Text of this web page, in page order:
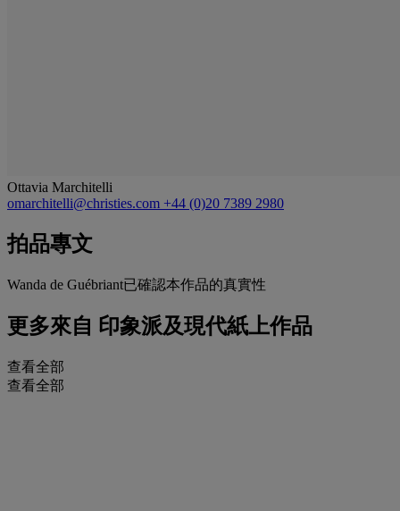
Ottavia Marchitelli
omarchitelli@christies.com +44 (0)20 7389 2980
拍品專文
Wanda de Guébriant已確認本作品的真實性
更多來自 印象派及現代紙上作品
查看全部
查看全部